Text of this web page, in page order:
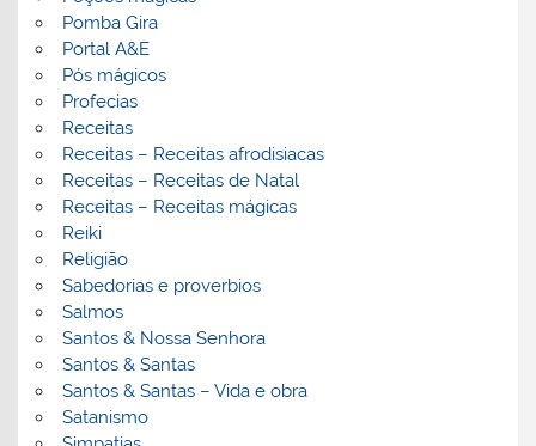
Pomba Gira
Portal A&E
Pós mágicos
Profecias
Receitas
Receitas – Receitas afrodisiacas
Receitas – Receitas de Natal
Receitas – Receitas mágicas
Reiki
Religião
Sabedorias e proverbios
Salmos
Santos & Nossa Senhora
Santos & Santas
Santos & Santas – Vida e obra
Satanismo